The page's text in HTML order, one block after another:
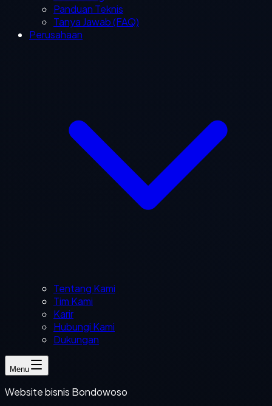
Panduan Teknis
Tanya Jawab (FAQ)
Perusahaan
Tentang Kami
Tim Kami
Karir
Hubungi Kami
Dukungan
Menu
Website bisnis Bondowoso